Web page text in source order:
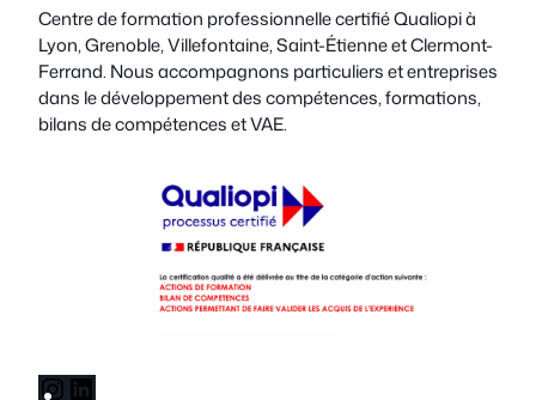
Présentiel à Lyon Localisation…
Centre de formation professionnelle certifié Qualiopi à
Lyon, Grenoble, Villefontaine, Saint-Étienne et Clermont-
Ferrand. Nous accompagnons particuliers et entreprises
dans le développement des compétences, formations,
bilans de compétences et VAE.